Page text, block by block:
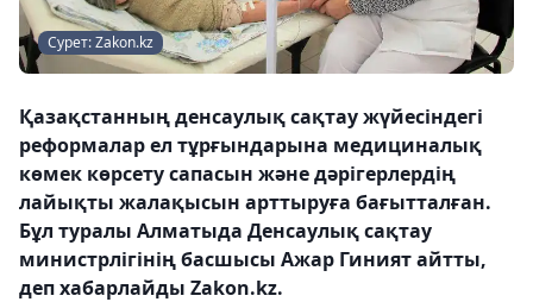
Сурет: Zakon.kz
Қазақстанның денсаулық сақтау жүйесіндегі
реформалар ел тұрғындарына медициналық
көмек көрсету сапасын және дәрігерлердің
лайықты жалақысын арттыруға бағытталған.
Бұл туралы Алматыда Денсаулық сақтау
министрлігінің басшысы Ажар Гиният айтты,
деп хабарлайды Zakon.kz.